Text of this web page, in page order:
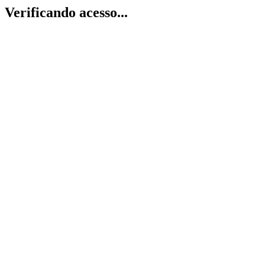
Verificando acesso...